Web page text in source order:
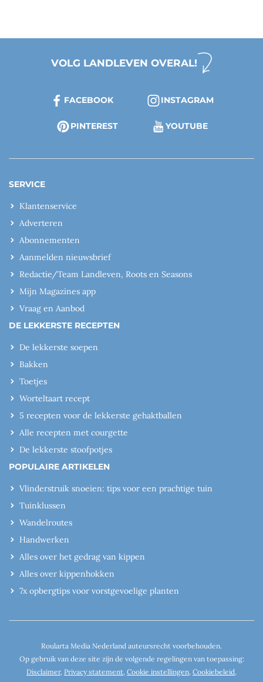
VOLG LANDLEVEN OVERAL!
FACEBOOK INSTAGRAM
PINTEREST YOUTUBE
SERVICE
Klantenservice
Adverteren
Abonnementen
Aanmelden nieuwsbrief
Redactie/Team Landleven, Roots en Seasons
Mijn Magazines app
Vraag en Aanbod
DE LEKKERSTE RECEPTEN
De lekkerste soepen
Bakken
Toetjes
Worteltaart recept
5 recepten voor de lekkerste gehaktballen
Alle recepten met courgette
De lekkerste stoofpotjes
POPULAIRE ARTIKELEN
Vlinderstruik snoeien: tips voor een prachtige tuin
Tuinklussen
Wandelroutes
Handwerken
Alles over het gedrag van kippen
Alles over kippenhokken
7x opbergtips voor vorstgevoelige planten
Roularta Media Nederland auteursrecht voorbehouden.
Op gebruik van deze site zijn de volgende regelingen van toepassing:
Disclaimer, Privacy statement, Cookie instellingen, Cookiebeleid,